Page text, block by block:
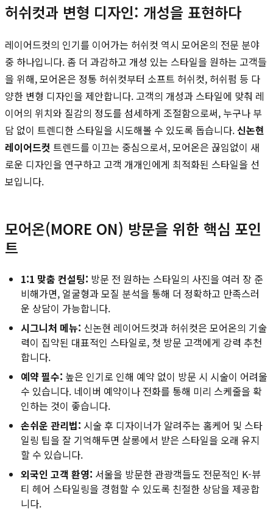
허쉬컷과 변형 디자인: 개성을 표현하다
레이어드컷의 인기를 이어가는 허쉬컷 역시 모어온의 전문 분야
중 하나입니다. 좀 더 과감하고 개성 있는 스타일을 원하는 고객들
을 위해, 모어온은 정통 허쉬컷부터 소프트 허쉬컷, 허쉬펌 등 다
양한 변형 디자인을 제안합니다. 고객의 개성과 스타일에 맞춰 레
이어의 위치와 질감의 정도를 섬세하게 조절함으로써, 누구나 부
담 없이 트렌디한 스타일을 시도해볼 수 있도록 돕습니다.신논현
레이어드컷 트렌드를 이끄는 중심으로서, 모어온은 끊임없이 새
로운 디자인을 연구하고 고객 개개인에게 최적화된 스타일을 선
보입니다.
모어온(MORE ON) 방문을 위한 핵심 포인
트
1:1 맞춤 컨설팅: 방문 전 원하는 스타일의 사진을 여러 장 준
비해가면, 얼굴형과 모질 분석을 통해 더 정확하고 만족스러
운 상담이 가능합니다.
시그니처 메뉴: 신논현 레이어드컷과 허쉬컷은 모어온의 기술
력이 집약된 대표적인 스타일로, 첫 방문 고객에게 강력 추천
합니다.
예약 필수: 높은 인기로 인해 예약 없이 방문 시 시술이 어려울
수 있습니다. 네이버 예약이나 전화를 통해 미리 스케줄을 확
인하는 것이 좋습니다.
손쉬운 관리법: 시술 후 디자이너가 알려주는 홈케어 및 스타
일링 팁을 잘 기억해두면 살롱에서 받은 스타일을 오래 유지
할 수 있습니다.
외국인 고객 환영: 서울을 방문한 관광객들도 전문적인 K-뷰
티 헤어 스타일링을 경험할 수 있도록 친절한 상담을 제공합
니다.